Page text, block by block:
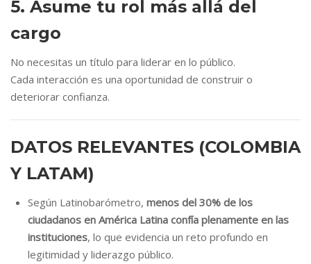
5. Asume tu rol más allá del
cargo
No necesitas un título para liderar en lo público.
Cada interacción es una oportunidad de construir o
deteriorar confianza.
DATOS RELEVANTES (COLOMBIA
Y LATAM)
Según Latinobarómetro, menos del 30% de los
ciudadanos en América Latina confía plenamente en las
instituciones, lo que evidencia un reto profundo en
legitimidad y liderazgo público.